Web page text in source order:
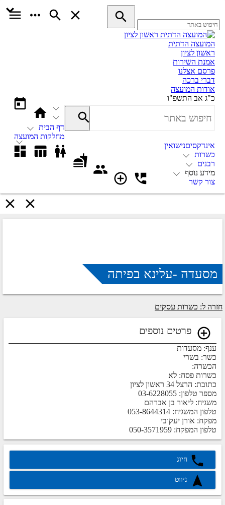
המועצה הדתית
ראשון לציון
אמנת השירות
פרסם אצלנו
דברי ברכה
אודות המועצה
כ"ג אב התשפ"ו
דף הבית
מחלקות המועצה
אינדקסיםנישואין
כשרות
רבנים
מידע נוסף
צור קשר
מסעדה -עלינא בפיתה
חזרה ל: כשרות עסקים
פרטים נוספים
ענף: מסעדות
כשר: בשרי
הכשרה:
כשרות פסח: לא
כתובת: הרצל 34 ראשון לציון
מספר טלפון: 03-6228055
משגיח: ליאור בן אברהם
טלפון המשגיח: 053-8644314
מפקח: אורן יעקובי
טלפון המפקח: 050-3571959
חיוג
ניווט